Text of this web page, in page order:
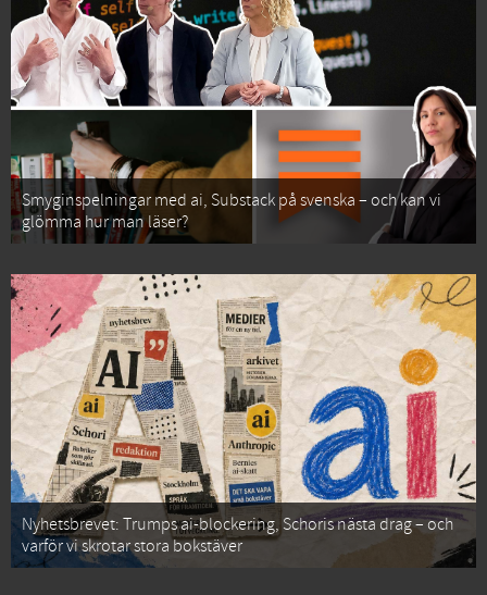
Smyginspelningar med ai, Substack på svenska – och kan vi
glömma hur man läser?
Nyhetsbrevet: Trumps ai-blockering, Schoris nästa drag – och
varför vi skrotar stora bokstäver